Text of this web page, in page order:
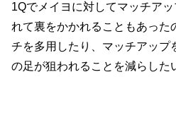
1Qでメイヨに対してマッチア
れて裏をかかれることもあった
チを多用したり、マッチアップ
の足が狙われることを減らした